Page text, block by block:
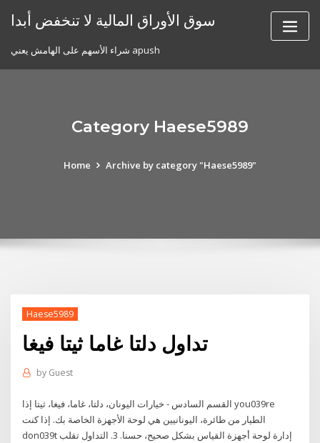
سوق الأوراق المالية لا تنخفض أبدا
شراء الأسهم على الهامش يعني apush
Category Haese5989
Home Archive by category "Haese5989"
Haese5989
تداول دلتا غاما ثيتا فيغا
by Guest
القسم السادس - خيارات اليونان، دلتا، غاما، فيغا، ثيتا إذا you039re
الطيار من طائرة، اليونانيين هي لوحة الأجهزة الخاصة بك. إذا كنت
don039t إدارة لوحة أجهزة القياس بشكل صحيح، حسنا. 3. التداول تقلب